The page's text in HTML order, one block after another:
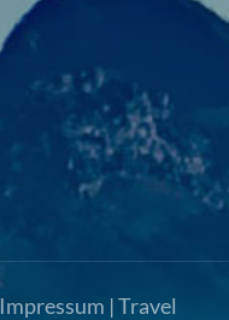
Impressum |Travel